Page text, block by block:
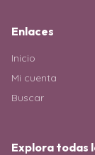
Enlaces
Inicio
Mi cuenta
Buscar
Explora todas